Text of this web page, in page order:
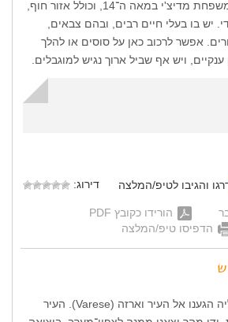
אדמות שהיו שייכות למשפחת מדיצ'י במאה ה־14, וכולל אזור חוף,
יש בו בעלי חיים רבים, ובהם צבאים,
אפשר לרכוב כאן על סוסים או להלך
ענקיים, ויש אף שביל ארוך נגיש למוגבלים.
והגיבו לטיפ/המלצה
דירוג:
הורידו כקובץ PDF
הדפיסו טיפ/המלצה
בטיול שלנו לצפון איטליה הגענו אל העיר וארזה (Varese). העיר